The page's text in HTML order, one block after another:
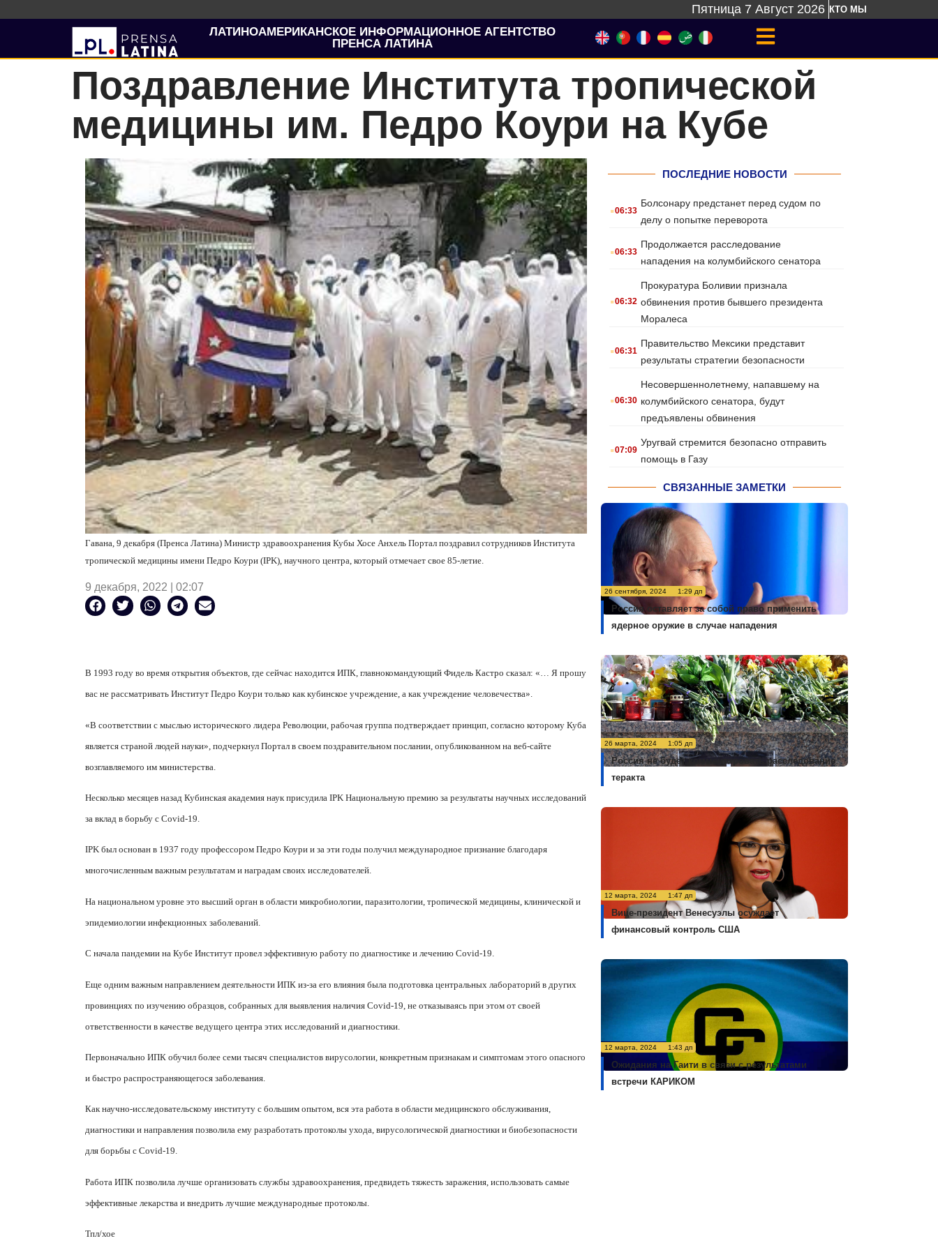
Пятница 7 Август 2026 КТО МЫ
ЛАТИНОАМЕРИКАНСКОЕ ИНФОРМАЦИОННОЕ АГЕНТСТВО
ПРЕНСА ЛАТИНА
Поздравление Института тропической
медицины им. Педро Коури на Кубе
Гавана, 9 декабря (Пренса Латина) Министр здравоохранения Кубы Хосе Анхель Портал поздравил сотрудников Института
тропической медицины имени Педро Коури (IPK), научного центра, который отмечает свое 85-летие.
9 декабря, 2022 | 02:07
В 1993 году во время открытия объектов, где сейчас находится ИПК, главнокомандующий Фидель Кастро сказал: «… Я прошу
вас не рассматривать Институт Педро Коури только как кубинское учреждение, а как учреждение человечества».
«В соответствии с мыслью исторического лидера Революции, рабочая группа подтверждает принцип, согласно которому Куба
является страной людей науки», подчеркнул Портал в своем поздравительном послании, опубликованном на веб-сайте
возглавляемого им министерства.
Несколько месяцев назад Кубинская академия наук присудила IPK Национальную премию за результаты научных исследований
за вклад в борьбу с Covid-19.
IPK был основан в 1937 году профессором Педро Коури и за эти годы получил международное признание благодаря
многочисленным важным результатам и наградам своих исследователей.
На национальном уровне это высший орган в области микробиологии, паразитологии, тропической медицины, клинической и
эпидемиологии инфекционных заболеваний.
С начала пандемии на Кубе Институт провел эффективную работу по диагностике и лечению Covid-19.
Еще одним важным направлением деятельности ИПК из-за его влияния была подготовка центральных лабораторий в других
провинциях по изучению образцов, собранных для выявления наличия Covid-19, не отказываясь при этом от своей
ответственности в качестве ведущего центра этих исследований и диагностики.
Первоначально ИПК обучил более семи тысяч специалистов вирусологии, конкретным признакам и симптомам этого опасного
и быстро распространяющегося заболевания.
Как научно-исследовательскому институту с большим опытом, вся эта работа в области медицинского обслуживания,
диагностики и направления позволила ему разработать протоколы ухода, вирусологической диагностики и биобезопасности
для борьбы с Covid-19.
Работа ИПК позволила лучше организовать службы здравоохранения, предвидеть тяжесть заражения, использовать самые
эффективные лекарства и внедрить лучшие международные протоколы.
Тпл/хое
ПОСЛЕДНИЕ НОВОСТИ
.06:33
Болсонару предстанет перед судом по
делу о попытке переворота
.06:33
Продолжается расследование
нападения на колумбийского сенатора
.06:32
Прокуратура Боливии признала
обвинения против бывшего президента
Моралеса
.06:31
Правительство Мексики представит
результаты стратегии безопасности
.06:30
Несовершеннолетнему, напавшему на
колумбийского сенатора, будут
предъявлены обвинения
.07:09
Уругвай стремится безопасно отправить
помощь в Газу
СВЯЗАННЫЕ ЗАМЕТКИ
26 сентября, 2024 1:29 дп
Россия оставляет за собой право применить
ядерное оружие в случае нападения
26 марта, 2024 1:05 дп
Россия не будет комментировать расследование
теракта
12 марта, 2024 1:47 дп
Вице-президент Венесуэлы осуждает
финансовый контроль США
12 марта, 2024 1:43 дп
Ожидания на Гаити в связи с результатами
встречи КАРИКОМ